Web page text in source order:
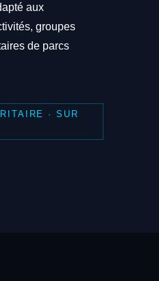
aux
groupes
de parcs
· SUR